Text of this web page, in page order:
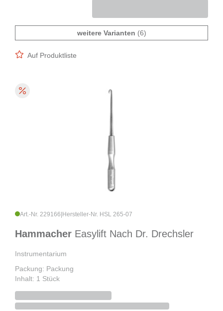
weitere Varianten (6)
Auf Produktliste
Art.-Nr. 229166 Hersteller-Nr. HSL 265-07
Hammacher Easylift Nach Dr. Drechsler
Instrumentarium
Packung: Packung
Inhalt: 1 Stück